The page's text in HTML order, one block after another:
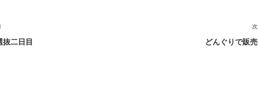
抜二日目
次
どんぐりで販売